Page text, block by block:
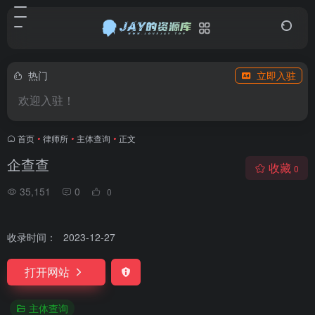
热门 立即入驻
欢迎入驻！
首页 • 律师所 • 主体查询 • 正文
企查查
35,151 0 0
收藏 0
收录时间： 2023-12-27
打开网站
主体查询